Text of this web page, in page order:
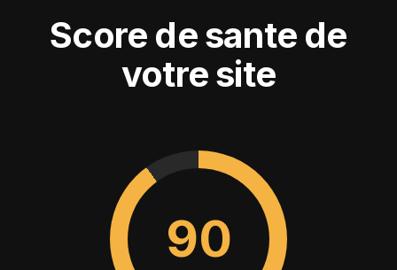
Score de sante de
votre site
90